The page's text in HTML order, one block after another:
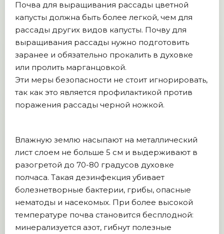
Почва для выращивания рассады цветной
капусты должна быть более легкой, чем для
рассады других видов капусты. Почву для
выращивания рассады нужно подготовить
заранее и обязательно прокалить в духовке
или пролить марганцовкой.
Эти меры безопасности не стоит игнорировать,
так как это является профилактикой против
поражения рассады черной ножкой.
Влажную землю насыпают на металлический
лист слоем не больше 5 см и выдерживают в
разогретой до 70-80 градусов духовке
полчаса. Такая дезинфекция убивает
болезнетворные бактерии, грибы, опасные
нематоды и насекомых. При более высокой
температуре почва становится бесплодной:
минерализуется азот, гибнут полезные